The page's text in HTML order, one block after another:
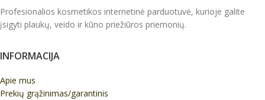
Profesionalios kosmetikos internetinė parduotuvė, kurioje galite
įsigyti plaukų, veido ir kūno priežiūros priemonių.
INFORMACIJA
Apie mus
Prekių grąžinimas/garantinis